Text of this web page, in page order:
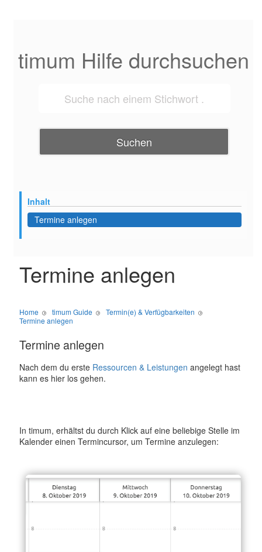
timum Hilfe durchsuchen
Suchen
Termine anlegen
Home timum Guide
Termin(e) & Verfügbarkeiten
Termine anlegen
Termine anlegen
Nach dem du erste Ressourcen & Leistungen angelegt hast
kann es hier los gehen.
In timum, erhältst du durch Klick auf eine beliebige Stelle im
Kalender einen Termincursor, um Termine anzulegen:
Inhalt
Termine anlegen